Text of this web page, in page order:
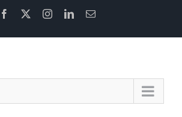
Facebook InstagramLinkedInEmail